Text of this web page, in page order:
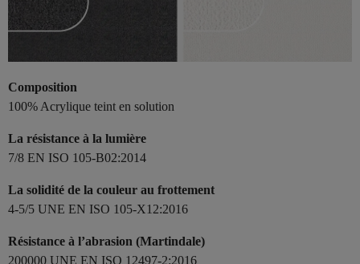
Composition
100% Acrylique teint en solution
La résistance à la lumière
7/8 EN ISO 105-B02:2014
La solidité de la couleur au frottement
4-5/5 UNE EN ISO 105-X12:2016
Résistance à l’abrasion (Martindale)
200000 UNE EN ISO 12497-2:2016